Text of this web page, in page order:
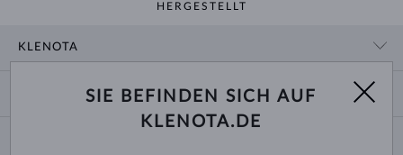
HERGESTELLT
KLENOTA
ZAHLUNG UND VERSAND
SIE BEFINDEN SICH AUF
KLENOTA.DE